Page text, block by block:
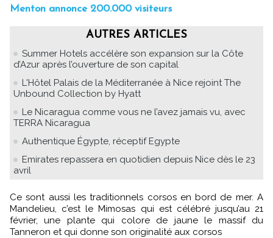
Menton annonce 200.000 visiteurs
AUTRES ARTICLES
Summer Hotels accélère son expansion sur la Côte
d’Azur après l’ouverture de son capital
L'Hôtel Palais de la Méditerranée à Nice rejoint The
Unbound Collection by Hyatt
Le Nicaragua comme vous ne l’avez jamais vu, avec
TERRA Nicaragua
Authentique Égypte, réceptif Egypte
Emirates repassera en quotidien depuis Nice dès le 23
avril
Ce sont aussi les traditionnels corsos en bord de mer. A
Mandelieu, c’est le Mimosas qui est célébré jusqu’au 21
février, une plante qui colore de jaune le massif du
Tanneron et qui donne son originalité aux corsos